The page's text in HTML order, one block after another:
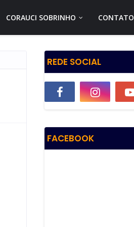
CORAUCI SOBRINHO CONTATO
REDE SOCIAL
FACEBOOK